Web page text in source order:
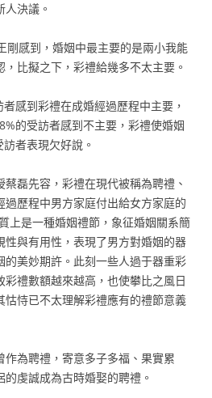
決議。
剛感到，婚姻中最主要的是兩小我能
比擬之下，彩禮給幾多不太主要。
感到彩禮在成婚經過歷程中主要，
的受訪者感到不主要，彩禮使婚姻
者表現欠好說。
磊先容，彩禮在現代被稱為聘禮、
歷程中男方家庭付出給女方家庭的
上是一種婚姻禮節，象征婚姻關系簡
性與有用性，表現了男方對婚姻的器
的美妙期許。此刻一些人過于器重彩
彩禮數額越來越高，也使攀比之風日
怙恃已不太理解彩禮應有的禮節意義
為聘禮，寄意多子多福、果實累
虔誠成為古時婚娶的聘禮。